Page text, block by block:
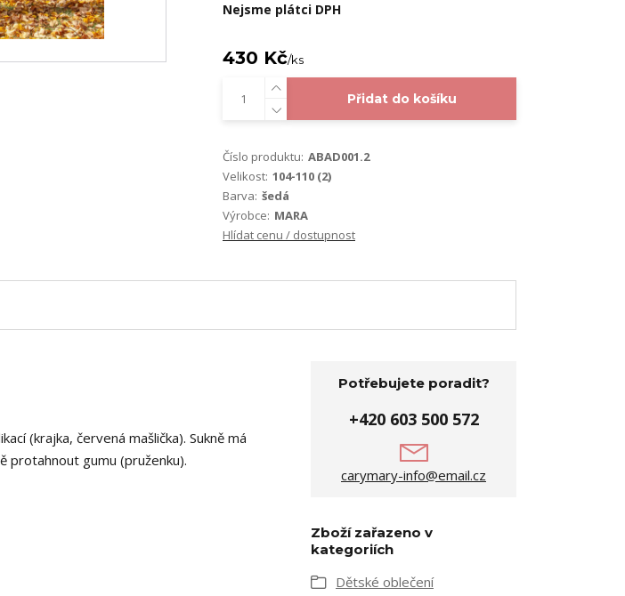
Nejsme plátci DPH
430 Kč/ks
Přidat do košíku
Číslo produktu: ABAD001.2
Velikost: 104-110 (2)
Barva: šedá
Výrobce: MARA
Hlídat cenu / dostupnost
(krajka, červená mašlička). Sukně má
protahnout gumu (pruženku).
Potřebujete poradit?
+420 603 500 572
carymary-info@email.cz
Zboží zařazeno v
kategoriích
Dětské oblečení